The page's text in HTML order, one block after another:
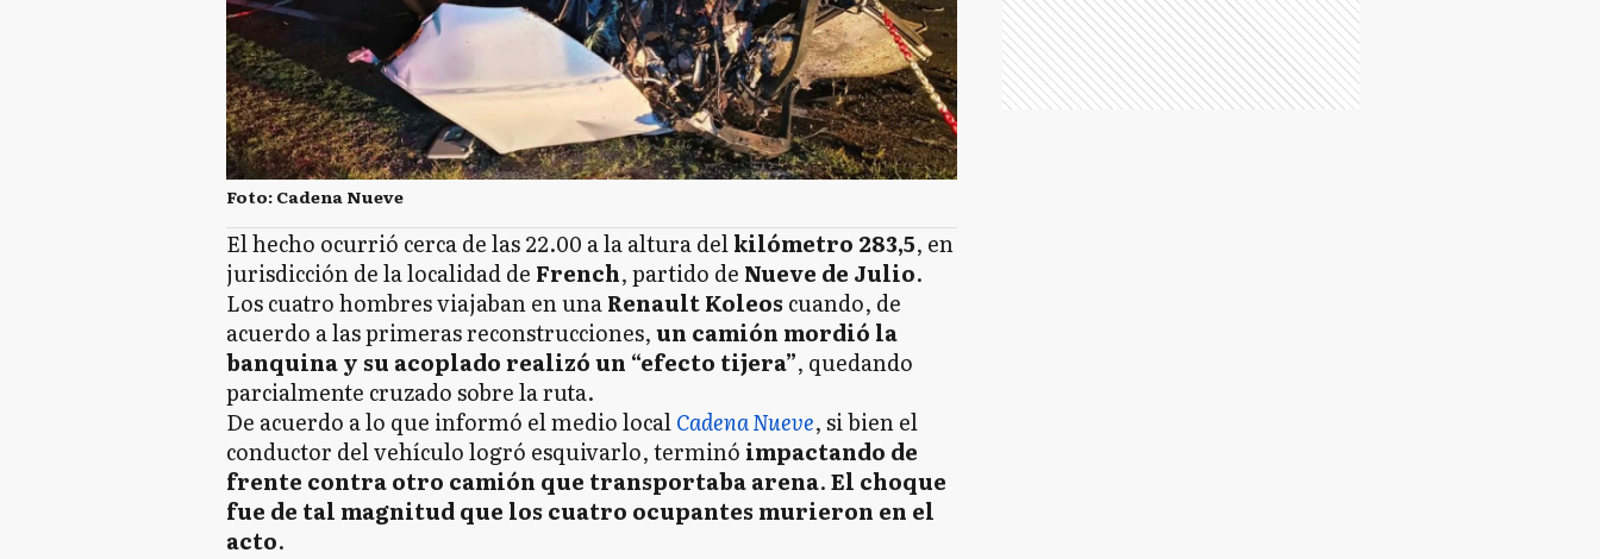
Foto: Cadena Nueve
El hecho ocurrió cerca de las 22.00 a la altura delkilómetro 283,5, en
jurisdicción de la localidad de French, partido de Nueve de Julio.
Los cuatro hombres viajaban en unaRenault Koleos cuando, de
acuerdo a las primeras reconstrucciones,un camión mordió la
banquina y su acoplado realizó un “efecto tijera”, quedando
parcialmente cruzado sobre la ruta.
De acuerdo a lo que informó el medio localCadena Nueve, si bien el
conductor del vehículo logró esquivarlo, terminó impactando de
frente contra otro camión que transportaba arena.El choque
fue de tal magnitud que los cuatro ocupantes murieron en el
acto.